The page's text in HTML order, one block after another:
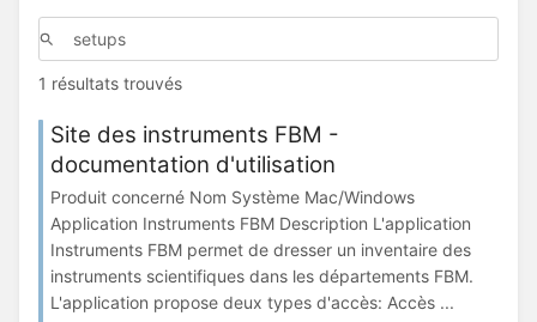
1 résultats trouvés
Site des instruments FBM -
documentation d'utilisation
Produit concerné Nom Système Mac/Windows
Application Instruments FBM Description L'application
Instruments FBM permet de dresser un inventaire des
instruments scientifiques dans les départements FBM.
L'application propose deux types d'accès: Accès ...